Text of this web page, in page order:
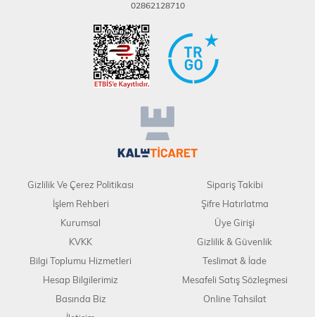
02862128710
Gizlilik Ve Çerez Politikası
İşlem Rehberi
Kurumsal
KVKK
Bilgi Toplumu Hizmetleri
Hesap Bilgilerimiz
Basında Biz
Sipariş Takibi
Şifre Hatırlatma
Üye Girişi
Gizlilik & Güvenlik
Teslimat & İade
Mesafeli Satış Sözleşmesi
Online Tahsilat